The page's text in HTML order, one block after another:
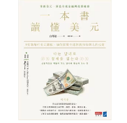
點選「瀏覽訂單明細」
貨。
付款方式
Payment
號，下載書籍後看書